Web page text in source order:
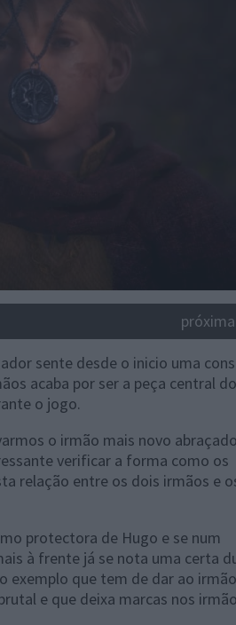
próxima
sente desde o inicio uma
acaba por ser a peça central do
o jogo.
o irmão mais novo
verificar a forma como os
relação entre os dois irmãos e
protectora de Hugo e se num
à frente já se nota uma certa
exemplo que tem de dar ao
e que deixa marcas nos